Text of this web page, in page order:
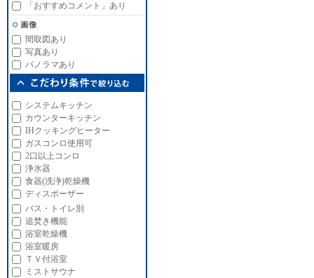
「おすすめコメント」あり
間取図あり
写真あり
パノラマあり
システムキッチン
カウンターキッチン
IHクッキングヒーター
ガスコンロ使用可
2口以上コンロ
浄水器
食器(洗浄)乾燥機
ディスポーザー
バス・トイレ別
追焚き機能
浴室乾燥機
浴室暖房
ＴＶ付浴室
ミストサウナ